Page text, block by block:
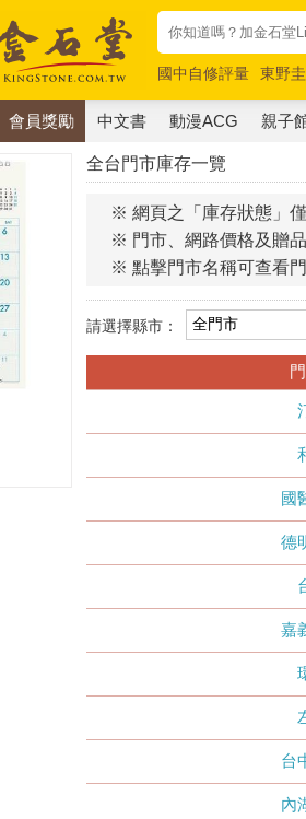
國中自修評量 東野
唯紅花綻放
奧德賽
會員獎勵 中文書 動漫ACG 親子
全台門市庫存一覽
※ 網頁之「庫存狀態」
※ 門市、網路價格及贈
※ 點擊門市名稱可查看門
請選擇縣市：
國
德
嘉
台
內